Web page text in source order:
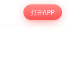
打开APP